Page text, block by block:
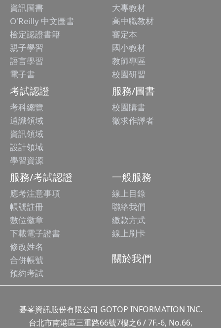
資訊圖書
O'Reilly 中文圖書
檢定認證書籍
親子學習
語言學習
電子書
大專教材
高中職教材
審定本
國小教材
教師專區
校園研習
考試認證
考科總覽
通識領域
資訊領域
設計領域
學習資源
服務/圖書
校園購書
徵求作譯者
服務/考試認證
應考注意事項
帳號註冊
數位徽章
下載電子證書
修改姓名
合併帳號
預約考試
一般服務
線上目錄
聯絡我們
繳款方式
線上刷卡
關於我們
碁峯資訊股份有限公司 GOTOP INFORMATION INC.
台北市南港區三重路66號7樓之6 / 7F.-6, No.66,